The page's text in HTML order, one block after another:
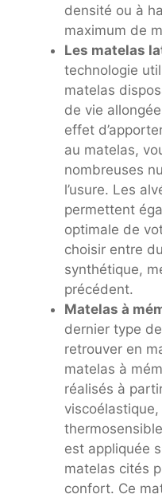
densité ou à
maximum de
Les matelas
technologie
matelas
de vie
effet
au matelas,
nombreuses
l’usure. Les
permettent
optimale de
choisir entre du
synthétique,
précédent.
Matelas à
dernier type
retrouver en
matelas à
réalisés à
viscoélastique,
est appliquée
matelas cités
confort. Ce